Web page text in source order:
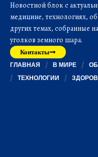
Новостной блок с
медицине, технологиях,
других темах, собранные
уголков земного шара.
Контакты
ГЛАВНАЯ В МИРЕ
ТЕХНОЛОГИИ